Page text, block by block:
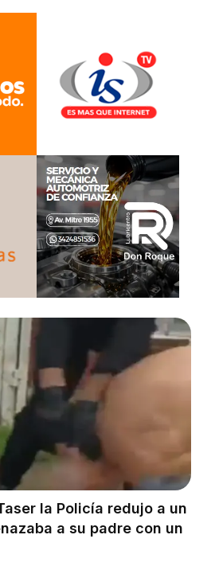
la Policía redujo a un
a su padre con un